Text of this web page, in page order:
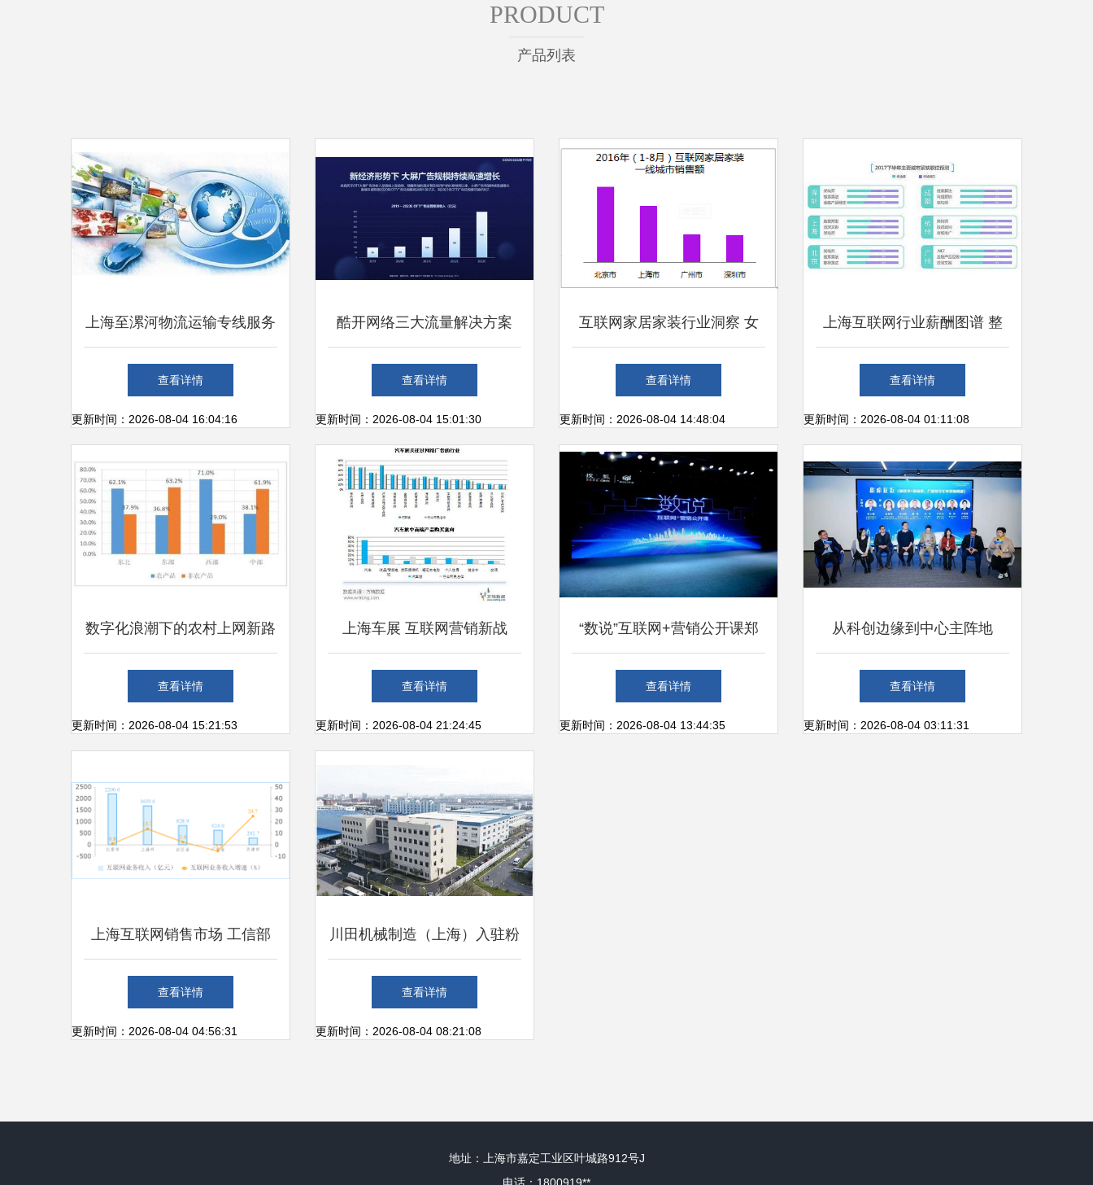
PRODUCT
产品列表
上海至漯河物流运输专线服务
为互联网销售企业打造高效供
应链
查看详情
更新时间：2026-08-04 16:04:16
酷开网络三大流量解决方案
激活大屏流量池，赋能上海互
联网销售新增长
查看详情
更新时间：2026-08-04 15:01:30
互联网家居家装行业洞察 女
性用户主导消费，上海市场引
领线上销售新风向
查看详情
更新时间：2026-08-04 14:48:04
上海互联网行业薪酬图谱 整
体上涨背后，技术与销售岗位
差距持续拉大
查看详情
更新时间：2026-08-04 01:11:08
数字化浪潮下的农村上网新路
径 手机成主力，互联网销售
潜力待掘
查看详情
更新时间：2026-08-04 15:21:53
上海车展 互联网营销新战
场，线上销售成风向标
查看详情
更新时间：2026-08-04 21:24:45
“数说”互联网+营销公开课郑
州站圆满落幕，上海互联网销
售精英共话行业新未来
查看详情
更新时间：2026-08-04 13:44:35
从科创边缘到中心主阵地
2023上海数智产业沙龙走
进“数智南大”
查看详情
更新时间：2026-08-04 03:11:31
上海互联网销售市场 工信部
数据显示上半年网络销售企业
收入同比激增37.4%
查看详情
更新时间：2026-08-04 04:56:31
川田机械制造（上海）入驻粉
享通 开启互联网销售新篇章
查看详情
更新时间：2026-08-04 08:21:08
地址：上海市嘉定工业区叶城路912号J